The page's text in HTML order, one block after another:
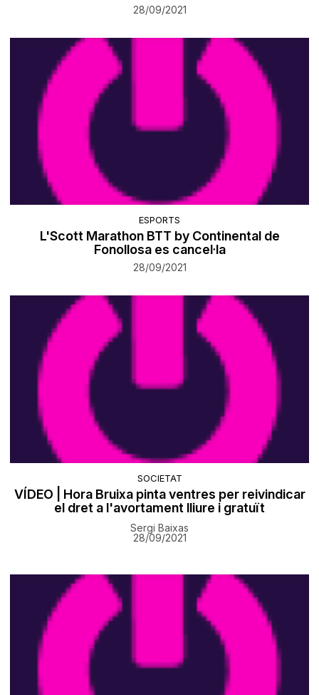
28/09/2021
ESPORTS
L'Scott Marathon BTT by Continental de
Fonollosa es cancel·la
28/09/2021
SOCIETAT
VÍDEO | Hora Bruixa pinta ventres per reivindicar
el dret a l'avortament lliure i gratuït
Sergi Baixas
28/09/2021